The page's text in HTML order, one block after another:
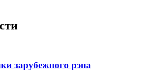
зарубежного рэпа